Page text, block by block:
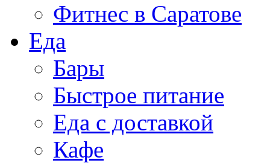
Фитнес в Саратове
Еда
Бары
Быстрое питание
Еда с доставкой
Кафе